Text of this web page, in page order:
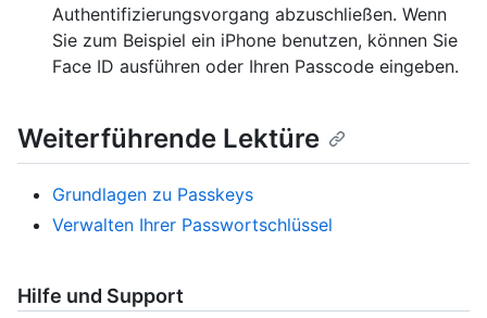
Authentifizierungsvorgang abzuschließen. Wenn
Sie zum Beispiel ein iPhone benutzen, können Sie
Face ID ausführen oder Ihren Passcode eingeben.
Weiterführende Lektüre
Grundlagen zu Passkeys
Verwalten Ihrer Passwortschlüssel
Hilfe und Support